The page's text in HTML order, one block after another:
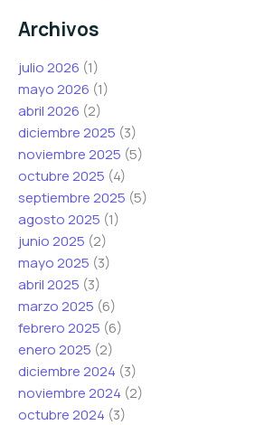
e
e
c
t
r
ó
n
i
c
o
*
ó
i
c
o
C
o
r
r
e
o
e
e
c
t
r
ó
n
i
c
o
*
Archivos
julio 2026 (1)
mayo 2026 (1)
abril 2026 (2)
diciembre 2025 (3)
noviembre 2025 (5)
octubre 2025 (4)
septiembre 2025 (5)
agosto 2025 (1)
junio 2025 (2)
mayo 2025 (3)
abril 2025 (3)
marzo 2025 (6)
febrero 2025 (6)
enero 2025 (2)
diciembre 2024 (3)
noviembre 2024 (2)
octubre 2024 (3)